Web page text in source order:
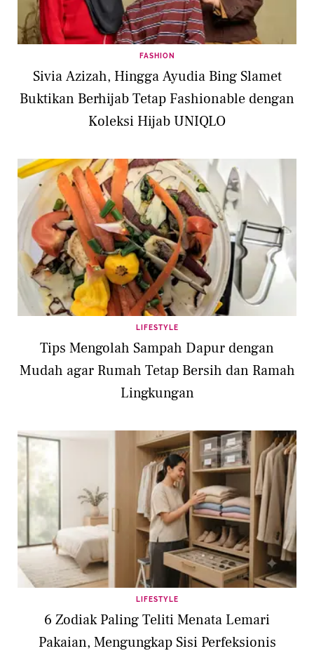
FASHION
Sivia Azizah, Hingga Ayudia Bing Slamet
Buktikan Berhijab Tetap Fashionable dengan
Koleksi Hijab UNIQLO
LIFESTYLE
Tips Mengolah Sampah Dapur dengan
Mudah agar Rumah Tetap Bersih dan Ramah
Lingkungan
LIFESTYLE
6 Zodiak Paling Teliti Menata Lemari
Pakaian, Mengungkap Sisi Perfeksionis